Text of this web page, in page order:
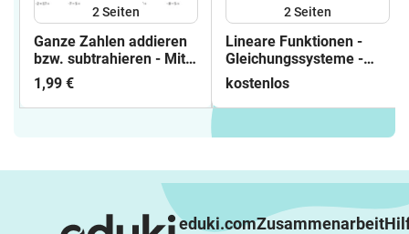
2Seiten
Ganze Zahlen addieren
bzw. subtrahieren - Mit
negativen Zahlen
rechnen - Zahlenstrahl
1,99 €
2Seiten
Lineare Funktionen -
Gleichungssysteme -
Klassenarbeit
kostenlos
eduki.comZusammenarbeit